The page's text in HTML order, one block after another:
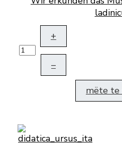
+
–
mëte te